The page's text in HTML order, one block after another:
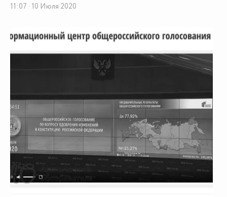
11:07 · 10 Июля 2020